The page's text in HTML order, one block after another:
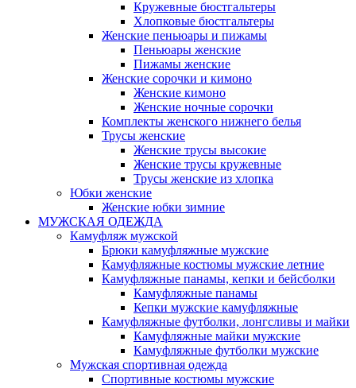
Кружевные бюстгальтеры
Хлопковые бюстгальтеры
Женские пеньюары и пижамы
Пеньюары женские
Пижамы женские
Женские сорочки и кимоно
Женские кимоно
Женские ночные сорочки
Комплекты женского нижнего белья
Трусы женские
Женские трусы высокие
Женские трусы кружевные
Трусы женские из хлопка
Юбки женские
Женские юбки зимние
МУЖСКАЯ ОДЕЖДА
Камуфляж мужской
Брюки камуфляжные мужские
Камуфляжные костюмы мужские летние
Камуфляжные панамы, кепки и бейсболки
Камуфляжные панамы
Кепки мужские камуфляжные
Камуфляжные футболки, лонгсливы и майки
Камуфляжные майки мужские
Камуфляжные футболки мужские
Мужская спортивная одежда
Спортивные костюмы мужские